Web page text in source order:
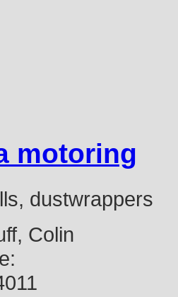
motoring
dustwrappers
Colin